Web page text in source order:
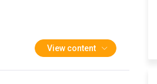
View content